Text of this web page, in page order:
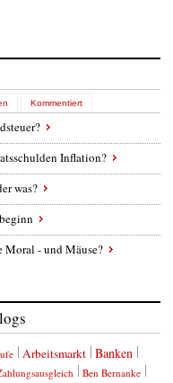
Kommentiert
Inflation?
was?
Moral - und Mäuse?
Arbeitsmarkt Banken
Ben Bernanke